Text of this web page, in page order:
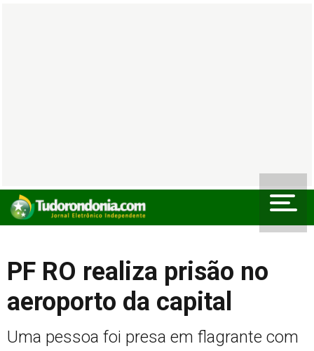
PF RO realiza prisão no
aeroporto da capital
Uma pessoa foi presa em flagrante com